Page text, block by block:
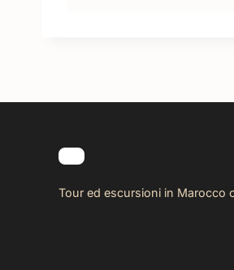
Tour ed escursioni in Marocco